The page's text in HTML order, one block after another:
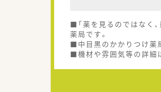
■「薬を見るのではなく
薬局です。
■中目黒のかかりつけ薬
■機材や雰囲気等の詳細